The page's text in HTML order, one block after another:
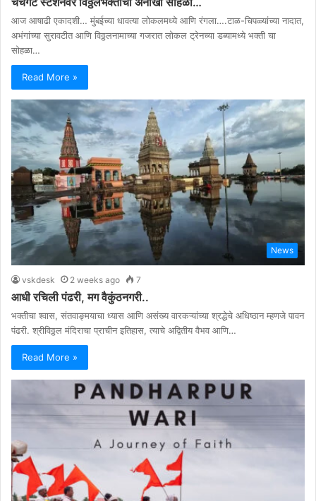
आज आषाढी एकादशी… मुंबईच्या धावत्या लोकलमध्ये आणि रंगला….टाळ-चिपळ्यांच्या नादात,
अभंगांच्या सुरावटीत आणि विठ्ठलनामाच्या गजरात लोकल ट्रेनच्या डब्यामध्ये भक्ती चा
सोहळा…
Read More »
News
vskdesk 2 weeks ago 7
आधी रचिली पंढरी, मग वैकुंठनगरी..
भक्तीचा श्वास, संतवाङ्मयाचा ध्यास आणि असंख्य वारकऱ्यांच्या श्रद्धेचे अधिष्ठान म्हणजे पावन
पंढरी. श्रीविठ्ठल मंदिराचा प्राचीन इतिहास, त्याचे अद्वितीय वैभव आणि…
Read More »